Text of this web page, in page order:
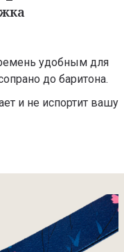
удобным для
до баритона.
и не испортит вашу